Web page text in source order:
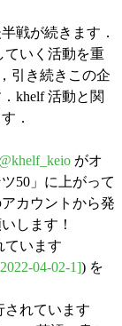
戦が続きます．
ていく活動を重
引き続きこの企
khelf 活動と関
．
@khelf_keio がオ
50」に上がって
カウントから発
します！
ています
04-02-1]) を
されています